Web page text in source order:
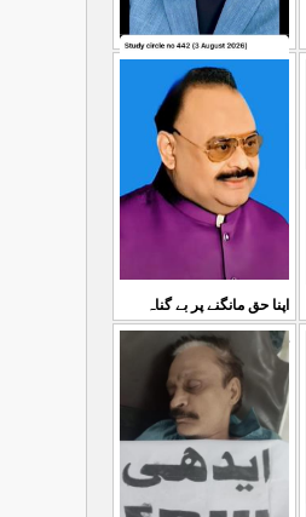
کشمیرکا کونہ کونہ لہو
لہو ہے لیکن حکومت کواس
کی کوئی پرواہ نہیں ہے
04 Aug 2026
اپنا حق مانگنے پر بے گناہ
کشمیریوں کو گولیاں مارکر
شہ رگ کوکاٹ دیا گی
31 Jul 2026